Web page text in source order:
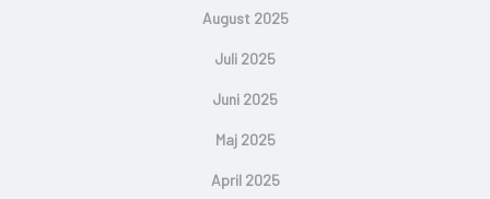
August 2025
Juli 2025
Juni 2025
Maj 2025
April 2025